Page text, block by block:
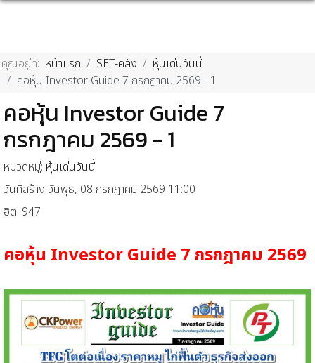
คุณอยู่ที่: หน้าแรก SET-คลัง
หุ้นเด่นวันนี้
คอหุ้น Investor Guide 7 กรกฎาคม 2569 - 1
คอหุ้น Investor Guide 7
กรกฎาคม 2569 - 1
หมวดหมู่: หุ้นเด่นวันนี้
วันที่สร้าง วันพุธ, 08 กรกฎาคม 2569 11:00
ฮิต: 947
คอหุ้น Investor Guide 7 กรกฎาคม 2569